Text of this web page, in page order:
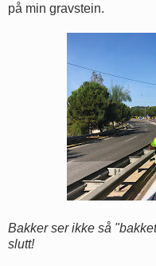
på min gravstein.
Bakker ser ikke så
slutt!